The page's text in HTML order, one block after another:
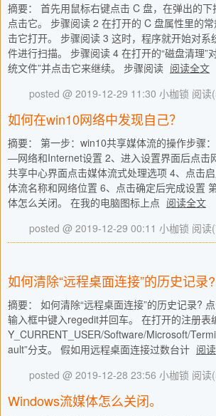
摘要： 首先用鼠标右键点击 C 盘，在弹出的下
点击它。 步骤阅读 2 在打开的 C 盘属性里的常
击它打开。 步骤阅读 3 这时，程序就开始对系
件进行扫描。 步骤阅读 4 在打开的“磁盘清理”
统文件”并点击它来继续。 步骤阅读 阅读全文
posted @ 2019-12-29 11:30 小枷锁 阅读
如何在win10网络中发现自己？
摘要： 第一步：win10共享媒体流的操作步骤
—网络和Internet设置 2、进入设置界面后点击
共享中心界面点击媒体流式处理选项 4、点击
体流名称和网络位置 6、点击确定后完成设置
体怎么关闭。 在我的电脑图标上点 阅读全文
posted @ 2019-12-29 00:11 小枷锁 阅读
如何清除“远程桌面连接”的历史记录?
摘要： 如何清除“远程桌面连接”的历史记录?
输入框中键入regedit并回车。 在打开的注册表
Y_CURRENT_USER/Software/Microsoft/
ault”分支。 假如用远程桌面连接过数台计 阅
posted @ 2019-12-28 23:56 小枷锁 阅读
Windows流媒体怎么关闭。